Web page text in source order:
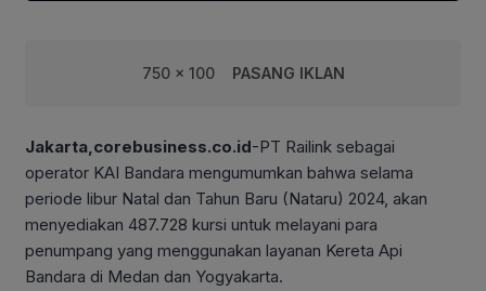
750 x 100 PASANG IKLAN
Jakarta,corebusiness.co.id-PT Railink sebagai
operator KAI Bandara mengumumkan bahwa selama
periode libur Natal dan Tahun Baru (Nataru) 2024, akan
menyediakan 487.728 kursi untuk melayani para
penumpang yang menggunakan layanan Kereta Api
Bandara di Medan dan Yogyakarta.